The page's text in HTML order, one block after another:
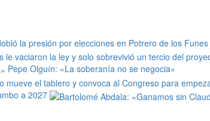
Pepe Olguín: «La soberanía no se negocia»
a 2027